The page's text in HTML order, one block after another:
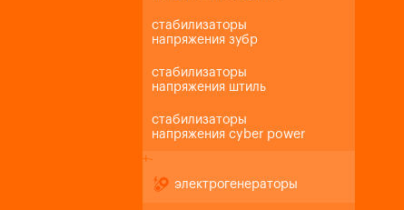
стабилизаторы
напряжения зубр
стабилизаторы
напряжения штиль
стабилизаторы
напряжения cyber power
+-
электрогенераторы